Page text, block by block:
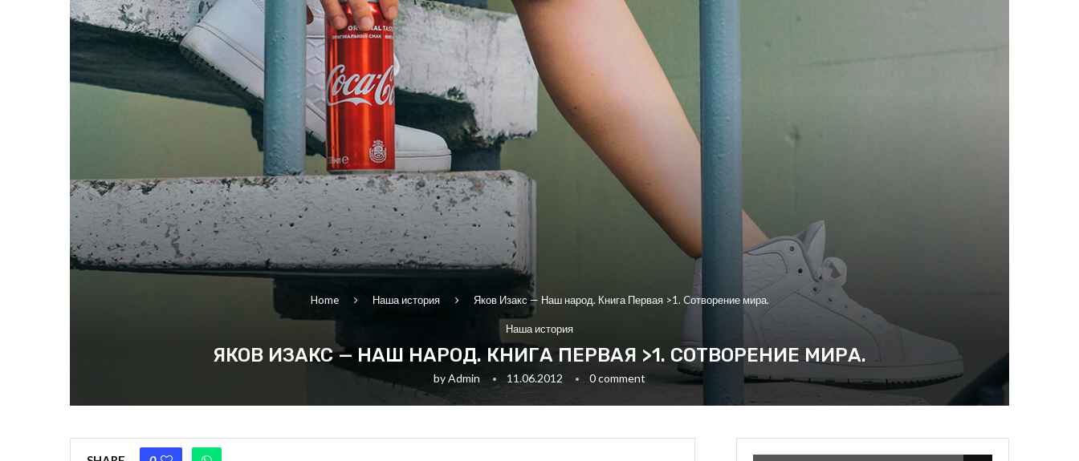
Home Наша история Яков Изакс — Наш народ. Книга Первая >1. Cотворение мира.
Наша история
ЯКОВ ИЗАКС — НАШ НАРОД. КНИГА ПЕРВАЯ >1. CОТВОРЕНИЕ МИРА.
byAdmin 11.06.2012 0 comment